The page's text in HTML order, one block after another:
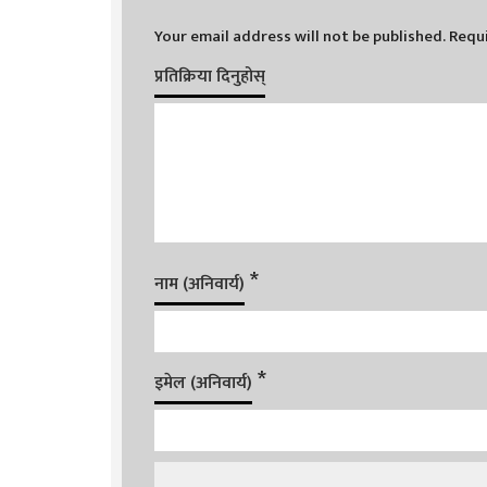
Your email address will not be published.
प्रतिक्रिया दिनुहोस्
नाम (अनिवार्य) *
इमेल (अनिवार्य) *